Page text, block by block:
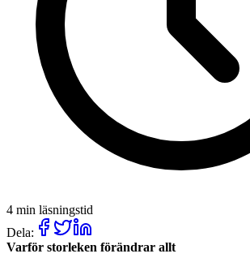
4 min läsningstid
Dela:
Varför storleken förändrar allt